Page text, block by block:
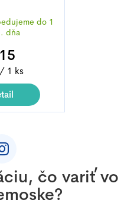
do 1
dňa
1 ks
čo variť vo